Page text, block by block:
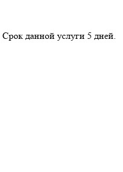
данной услуги 5 дней.